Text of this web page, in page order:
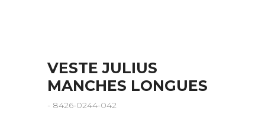
VESTE JULIUS
MANCHES LONGUES
- 8426-0244-042